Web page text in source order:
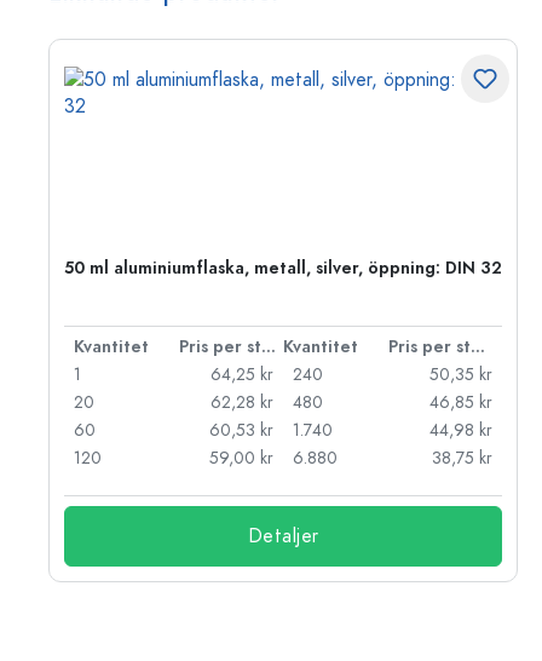
50 ml aluminiumflaska, metall, silver, öppning: DIN 32
Kvantitet Pris per styck Kvantitet
Pris per styck
1
64,25 kr
20
62,28 kr
60
60,53 kr
120
59,00 kr
240
50,35 kr
480
46,85 kr
1.740
44,98 kr
6.880
38,75 kr
Detaljer